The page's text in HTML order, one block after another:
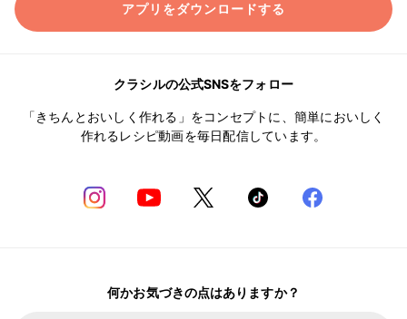
アプリをダウンロードする
クラシルの公式SNSをフォロー
「きちんとおいしく作れる」をコンセプトに、簡単においしく
作れるレシピ動画を毎日配信しています。
何かお気づきの点はありますか？